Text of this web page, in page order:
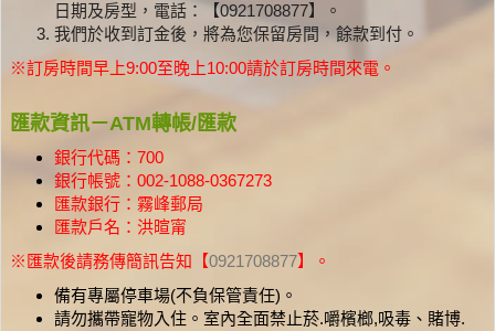
日期及房型，電話：【0921708877】。
我們於收到訂金後，將為您保留房間，餘款到付。
※訂房時間早上9:00至晚上10:00請於訂房時間來電。
匯款資訊－ATM轉帳/匯款
銀行代碼：700
銀行帳號：002-1088-0367273
匯款銀行：霧峰郵局
匯款戶名：洪暄甯
※匯款後請務傳簡訊告知【0921708877】。
備有專屬停車場(不負保管責任)。
請勿攜帶寵物入住。室內全面禁止菸.嚼檳榔,吸毒、賭博.